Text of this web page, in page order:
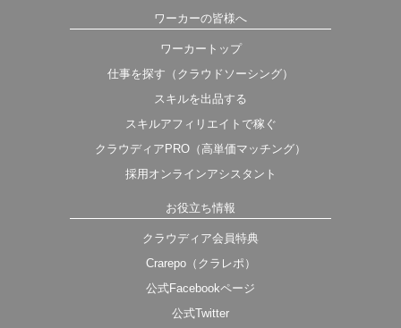
ワーカーの皆様へ
ワーカートップ
仕事を探す（クラウドソーシング）
スキルを出品する
スキルアフィリエイトで稼ぐ
クラウディアPRO（高単価マッチング）
採用オンラインアシスタント
お役立ち情報
クラウディア会員特典
Crarepo（クラレポ）
公式Facebookページ
公式Twitter